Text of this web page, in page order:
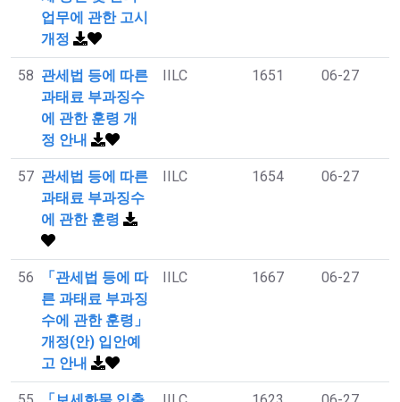
업무에 관한 고시
개정
58 관세법 등에 따른
과태료 부과징수
에 관한 훈령 개
정 안내
IILC 1651 06-27
57 관세법 등에 따른
과태료 부과징수
에 관한 훈령
IILC 1654 06-27
56
「관세법 등에 따
른 과태료 부과징
수에 관한 훈령」
개정(안) 입안예
고 안내
IILC 1667 06-27